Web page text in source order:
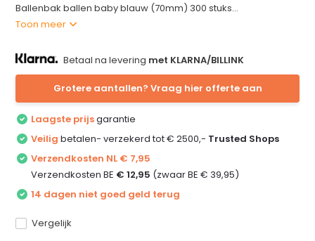
Ballenbak ballen baby blauw (70mm) 300 stuks...
Toon meer
Betaal na levering met KLARNA/BILLINK
Grotere aantallen? Vraag hier offerte aan
Laagste prijsgarantie
Veilig betalen- verzekerd tot € 2500,- Trusted Shops
Verzendkosten NL € 7,95
Verzendkosten BE € 12,95 (zwaar BE € 39,95)
14 dagen niet goed geld terug
Vergelijk